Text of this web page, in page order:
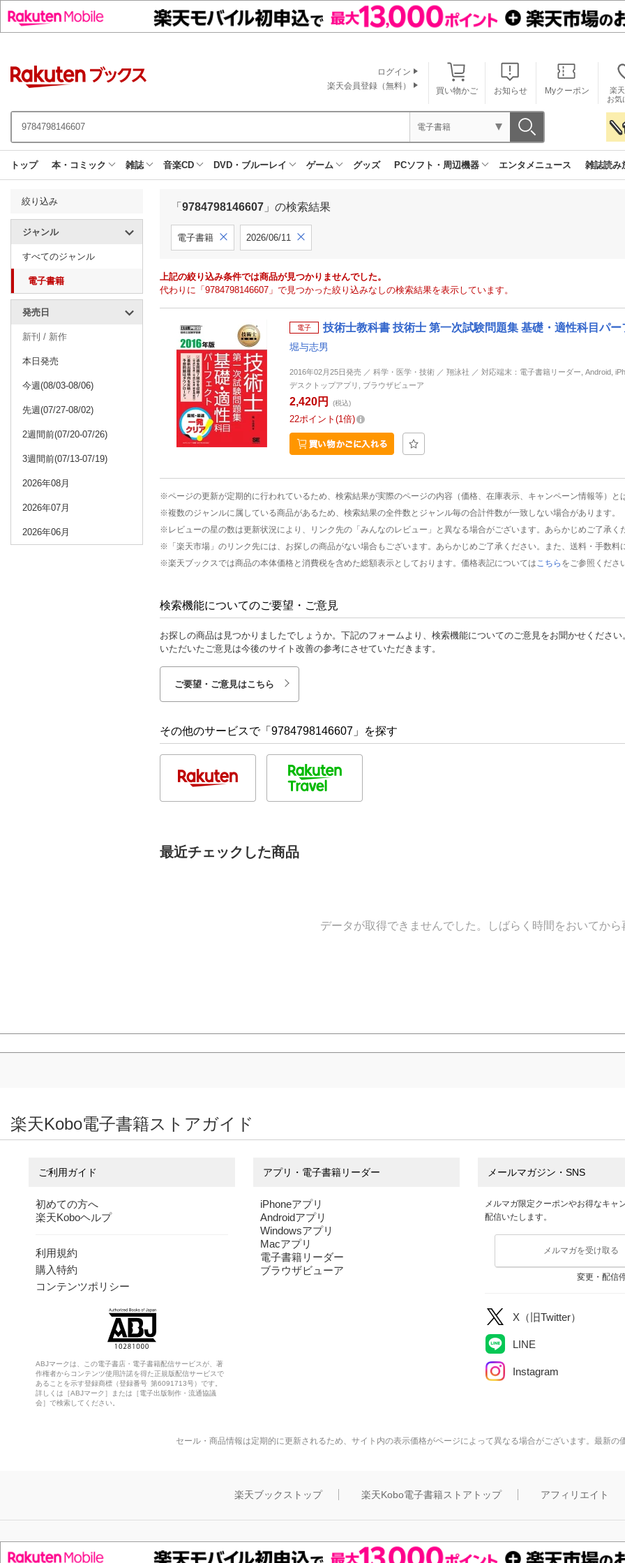
買い物かご お知らせ Myクーポン
楽
お気
ログイン
楽天会員登録（無料）
電子書籍
トップ 本・コミック 雑誌 音楽CD DVD・ブルーレイ ゲーム グッズ PCソフト・周辺機器 エンタメニュース 雑誌読み
絞り込み
ジャンル
すべてのジャンル
電子書籍
発売日
新刊 / 新作
本日発売
今週(08/03-08/06)
先週(07/27-08/02)
2週間前(07/20-07/26)
3週間前(07/13-07/19)
2026年08月
2026年07月
2026年06月
「 9784798146607 」の検索結果
電子書籍 2026/06/11
上記の絞り込み条件では商品が見つかりませんでした。
代わりに「9784798146607」で見つかった絞り込みなしの検索結果を表示しています。
電子 技術士教科書 技術士 第一次試験問題集 基礎・適性科目パ
堀与志男
2016年02月25日発売 ／ 科学・医学・技術 ／ 翔泳社 ／ 対応端末：電子書籍リーダー, Android,
デスクトップアプリ, ブラウザビューア
2,420円 (税込)
22ポイント 1倍
※ページの更新が定期的に行われているため、検索結果が実際のページの内容（価格、在庫表示、キャンペーン情報等）と
※複数のジャンルに属している商品があるため、検索結果の全件数とジャンル毎の合計件数が一致しない場合があります。
※レビューの星の数は更新状況により、リンク先の「みんなのレビュー」と異なる場合がございます。あらかじめご了承く
※「楽天市場」のリンク先には、お探しの商品がない場合もございます。あらかじめご了承ください。また、送料・手数料
※楽天ブックスでは商品の本体価格と消費税を含めた総額表示としております。価格表記については こちら をご参照くださ
検索機能についてのご要望・ご意見
お探しの商品は見つかりましたでしょうか。下記のフォームより、検索機能についてのご意見をお聞かせください
いただいたご意見は今後のサイト改善の参考にさせていただきます。
ご要望・ご意見はこちら
その他のサービスで「9784798146607」を探す
最近チェックした商品
データが取得できませんでした。しばらく時間をおいてから
楽天Kobo電子書籍ストアガイド
ご利用ガイド
初めての方へ
楽天Koboヘルプ
利用規約
購入特約
コンテンツポリシー
ABJマークは、この電子書店・電子書籍配信サービスが、著
作権者からコンテンツ使用許諾を得た正規版配信サービスで
あることを示す登録商標（登録番号 第6091713号）です。
詳しくは［ABJマーク］または［電子出版制作・流通協議
会］で検索してください。
アプリ・電子書籍リーダー
iPhoneアプリ
Androidアプリ
Windowsアプリ
Macアプリ
電子書籍リーダー
ブラウザビューア
メールマガジン・SNS
メルマガ限定クーポンやお得なキャ
配信いたします。
メルマガを受け取る
変更・配信
X（旧Twitter）
LINE
Instagram
セール・商品情報は定期的に更新されるため、サイト内の表示価格がページによって異なる場合がございます。最新の
楽天ブックストップ 楽天Kobo電子書籍ストアトップ アフィリエイト